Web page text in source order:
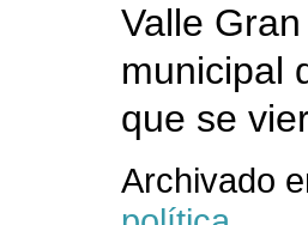
Valle
municipal
que se
Archivado